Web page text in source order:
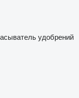
удобрений